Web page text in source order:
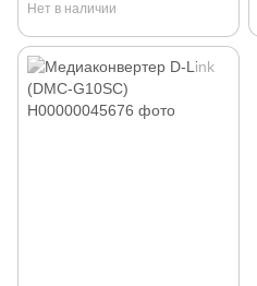
Нет в наличии